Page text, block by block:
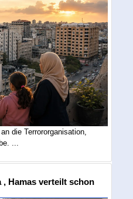
die Terrororganisation,
...
, Hamas verteilt schon